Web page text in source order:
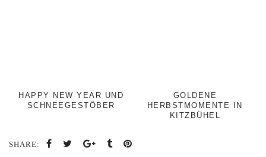
HAPPY NEW YEAR UND
SCHNEEGESTÖBER
GOLDENE
HERBSTMOMENTE IN
KITZBÜHEL
SHARE: